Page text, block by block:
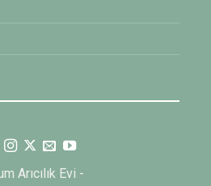
Arıcılık Evi -